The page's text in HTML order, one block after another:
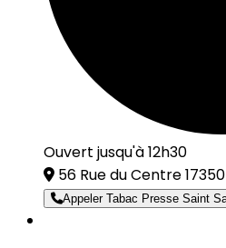
Ouvert jusqu'à 12h30
56 Rue du Centre
Appeler Tabac Presse Saint